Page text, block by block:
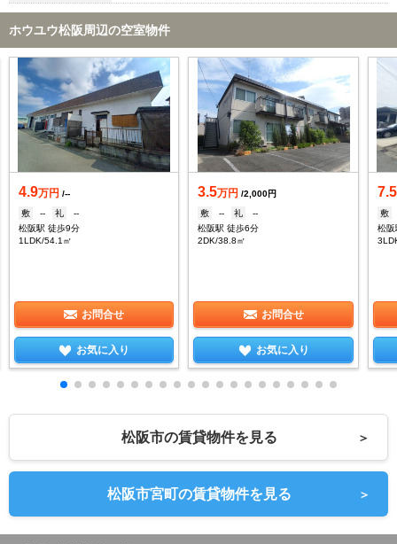
ホウユウ松阪周辺の空室物件
4.9万円 /--
敷
-- 礼
--
松阪駅 徒歩9分
1LDK/54.1㎡
お問合せ
お気に入り
3.5万円 /2,000円
敷
-- 礼
--
松阪駅 徒歩6分
2DK/38.8㎡
お問合せ
お気に入り
7.5
敷
松阪
松阪市の賃貸物件を見る ＞
松阪市宮町の賃貸物件を見る ＞